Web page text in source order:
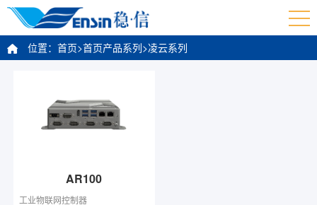
位置： 首页>首页产品系列>凌云系列
AR100
工业物联网控制器